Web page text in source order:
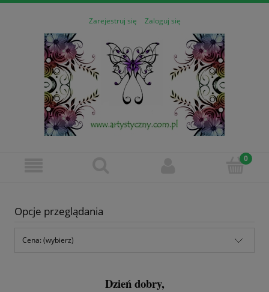
Zarejestruj się Zaloguj się
Opcje przeglądania
Cena: (wybierz)
Dzień dobry,